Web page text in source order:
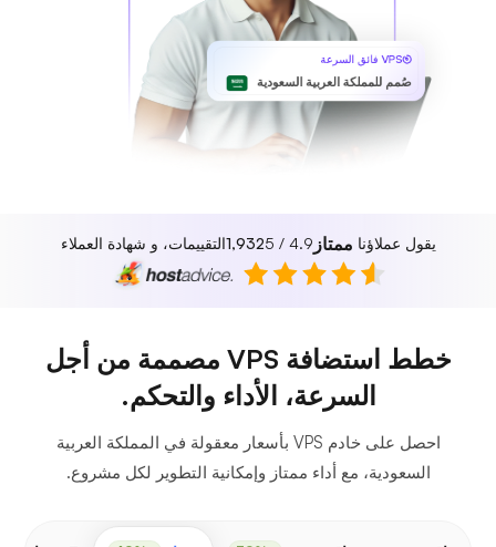
VPS فائق السرعة
صُمم للمملكة العربية السعودية
يقول عملاؤنا ممتاز 4.9 / 5
1,932التقييمات، و شهادة العملاء
خطط استضافة VPS مصممة من أجل
السرعة، الأداء والتحكم.
احصل على خادم VPS بأسعار معقولة في المملكة العربية
السعودية، مع أداء ممتاز وإمكانية التطوير لكل مشروع.